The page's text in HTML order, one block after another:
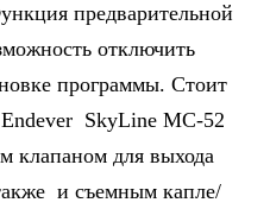
предварительной
отключить
программы. Стоит
Endever SkyLine MC-52
клапаном для выхода
и съемным капле/